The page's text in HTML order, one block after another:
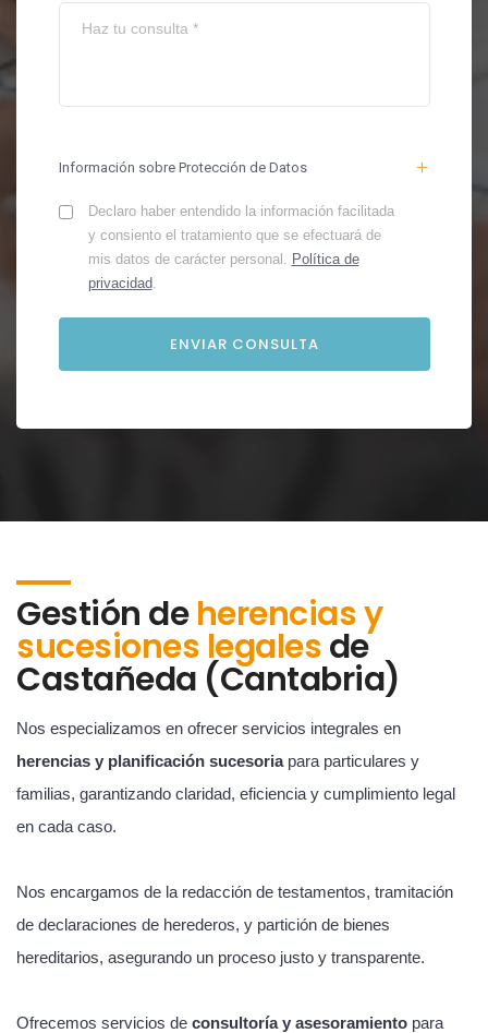
Información sobre Protección de Datos
Declaro haber entendido la información facilitada
y consiento el tratamiento que se efectuará de
mis datos de carácter personal. Política de
privacidad.
Gestión deherencias y
sucesiones legalesde
Castañeda (Cantabria)
Nos especializamos en ofrecer servicios integrales en
herencias y planificación sucesoriapara particulares y
familias, garantizando claridad, eficiencia y cumplimiento legal
en cada caso.
Nos encargamos de la redacción de testamentos, tramitación
de declaraciones de herederos, y partición de bienes
hereditarios, asegurando un proceso justo y transparente.
Ofrecemos servicios de consultoría y asesoramiento para